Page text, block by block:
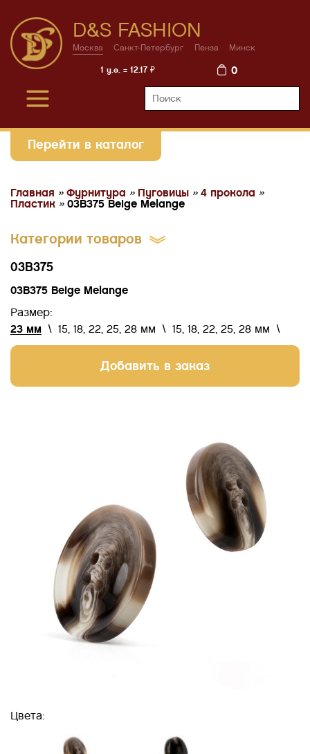
D&S FASHION
Москва Санкт-Петербург Пенза Минск
1 у.е. = 12.17 ₽ 0
Перейти в каталог
Главная » Фурнитура » Пуговицы » 4 прокола »
Пластик » 03В375 Beige Melange
Категории товаров
03В375
03В375 Beige Melange
Размер:
23 мм \ 15, 18, 22, 25, 28 мм \ 15, 18, 22, 25, 28 мм \
Добавить в заказ
Цвета: